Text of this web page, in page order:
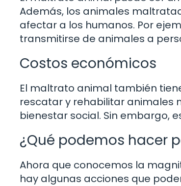
Además, los animales
afectar a los humanos. Por
transmitirse de animales a
Costos económicos
El maltrato animal también
rescatar y rehabilitar animales
bienestar social. Sin embargo,
¿Qué podemos hacer
Ahora que conocemos la
hay algunas acciones que